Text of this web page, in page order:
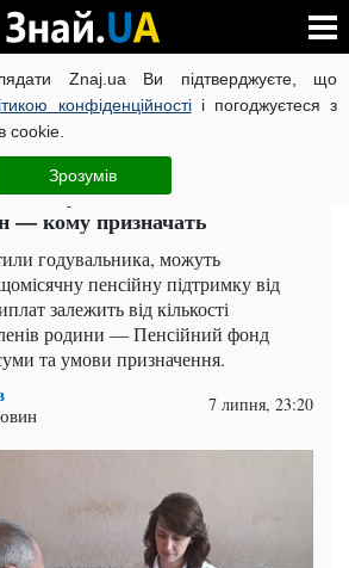
Znaj.ua Ви підтверджуєте, що
конфіденційностіі погоджуєтеся з
cookie.
Зрозумів
УКРАЇНИ КОРОНАВІРУС В УКРАЇНІ
ЧИТАТЬ НА РУССКОМ
годувальника: виплати від
— кому призначать
годувальника, можуть
пенсійну підтримку від
залежить від кількості
родини — Пенсійний фонд
та умови призначення.
7 липня, 23:20